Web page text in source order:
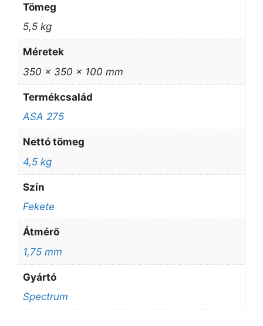
Tömeg
5,5 kg
Méretek
350 × 350 × 100 mm
Termékcsalád
ASA 275
Nettó tömeg
4,5 kg
Szín
Fekete
Átmérő
1,75 mm
Gyártó
Spectrum